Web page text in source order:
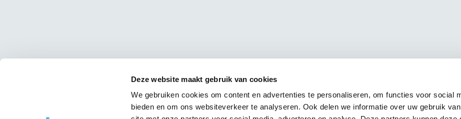
Deze website maakt gebruik van cookies
We gebruiken cookies om content en advertenties te personaliseren, om functies voor social
bieden en om ons websiteverkeer te analyseren. Ook delen we informatie over uw gebruik